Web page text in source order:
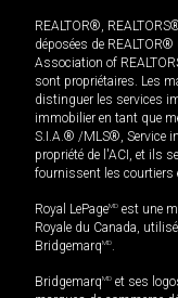
REALTOR®,
déposées de
Association of
sont propriétaires. Les
distinguer les services
immobilier en tant que
S.I.A.® /MLS®, Service
propriété de l'ACI, et ils
fournissent les courtiers
Royal LePageMD est une
Royale du Canada,
BridgemarqMD.
BridgemarqMD et ses